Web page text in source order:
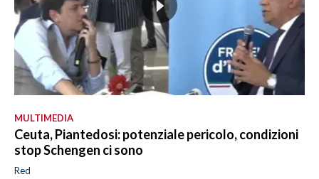
MULTIMEDIA
Ceuta, Piantedosi: potenziale pericolo, condizioni
stop Schengen ci sono
Red